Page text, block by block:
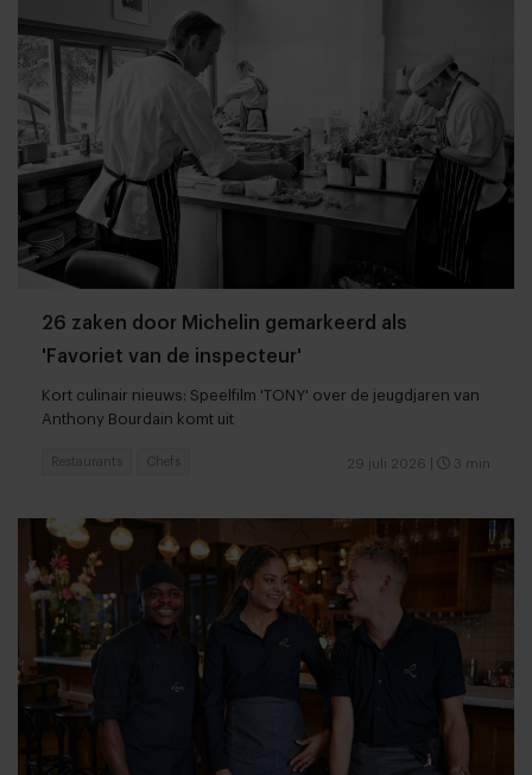
26 zaken door Michelin gemarkeerd als
'Favoriet van de inspecteur'
Kort culinair nieuws: Speelfilm 'TONY' over de jeugdjaren van
Anthony Bourdain komt uit
29 juli 2026 3 min
Restaurants Chefs